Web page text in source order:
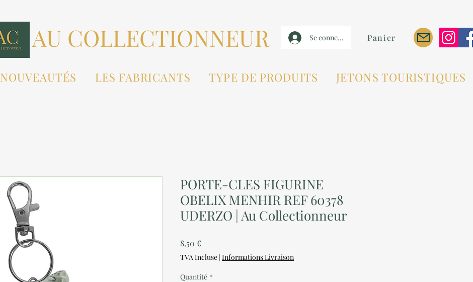
AU COLLECTIONNEUR Se connecter Panier
NOUVEAUTÉS LES FABRICANTS TYPE DE PRODUITS JETONS TOURISTIQUES
PORTE-CLES FIGURINE
OBELIX MENHIR REF 60378
UDERZO | Au Collectionneur
8,50 €Prix
TVA Incluse | Informations Livraison
Quantité *